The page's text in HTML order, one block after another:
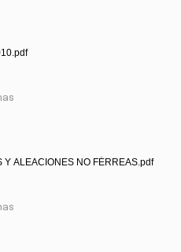
Y ALEACIONES NO FÉRREAS.pdf